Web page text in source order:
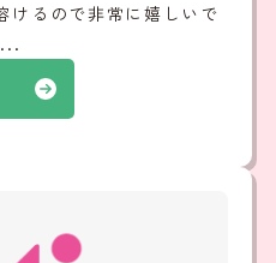
けるので非常に嬉しいで